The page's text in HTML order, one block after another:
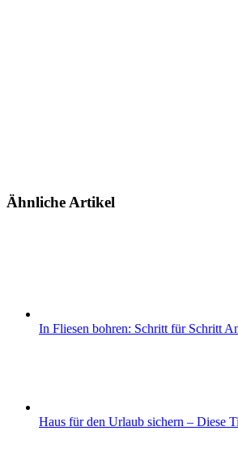
Ähnliche Artikel
In Fliesen bohren: Schritt für Schritt
Haus für den Urlaub sichern – Diese